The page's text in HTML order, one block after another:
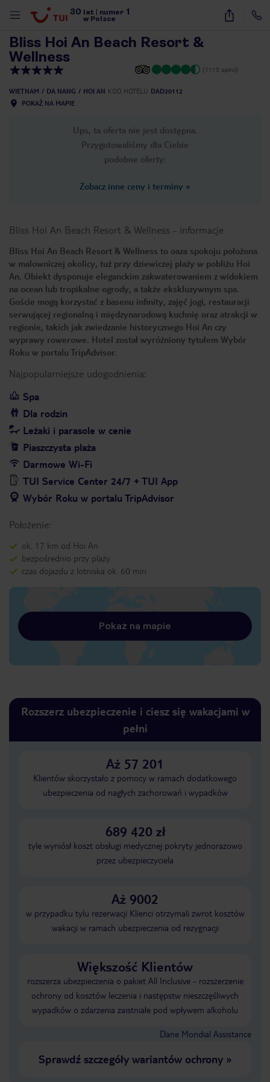
30 lat numer 1
w Polsce
39
Bliss Hoi An Beach Resort &
Wellness
(1113 opinii)
WIETNAM DA NANG HOI AN KOD HOTELU DAD20112
POKAŻ NA MAPIE
Ups, ta oferta nie jest dostępna.
Przygotowaliśmy dla Ciebie
podobne oferty:
Zobacz inne ceny i terminy »
Bliss Hoi An Beach Resort & Wellness - informacje
Bliss Hoi An Beach Resort & Wellness to oaza spokoju położona
w malowniczej okolicy, tuż przy dziewiczej plaży w pobliżu Hoi
An. Obiekt dysponuje eleganckim zakwaterowaniem z widokiem
na ocean lub tropikalne ogrody, a także ekskluzywnym spa.
Goście mogą korzystać z basenu infinity, zajęć jogi, restauracji
serwującej regionalną i międzynarodową kuchnię oraz atrakcji w
regionie, takich jak zwiedzanie historycznego Hoi An czy
wyprawy rowerowe. Hotel został wyróżniony tytułem Wybór
Roku w portalu TripAdvisor.
Najpopularniejsze udogodnienia:
Spa
Dla rodzin
Leżaki i parasole w cenie
Piaszczysta plaża
Darmowe Wi-Fi
TUI Service Center 24/7 + TUI App
Wybór Roku w portalu TripAdvisor
Położenie:
ok. 17 km od Hoi An
bezpośrednio przy plaży
czas dojazdu z lotniska ok. 60 min
Pokaż na mapie
Rozszerz ubezpieczenie i ciesz się wakacjami w
pełni
Aż 57 201
Klientów skorzystało z pomocy w ramach dodatkowego
ubezpieczenia od nagłych zachorowań i wypadków
689 420 zł
tyle wyniósł koszt obsługi medycznej pokryty jednorazowo
przez ubezpieczyciela
Aż 9002
w przypadku tylu rezerwacji Klienci otrzymali zwrot kosztów
wakacji w ramach ubezpieczenia od rezygnacji
Większość Klientów
rozszerza ubezpieczenia o pakiet All Inclusive - rozszerzenie
ochrony od kosztów leczenia i następstw nieszczęśliwych
wypadków o zdarzenia zaistniałe pod wpływem alkoholu
Dane Mondial Assistance
Sprawdź szczegóły wariantów ochrony»